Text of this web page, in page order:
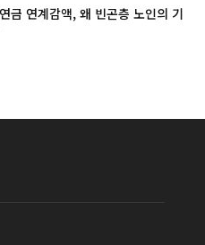
금 연계감액, 왜 빈곤층 노인의 기